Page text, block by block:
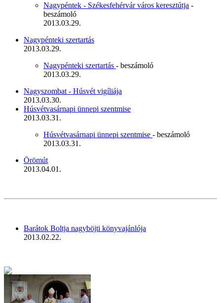
Nagypéntek - Székesfehérvár város keresztútja -
beszámoló
2013.03.29.
Nagypénteki szertartás
2013.03.29.
Nagypénteki szertartás - beszámoló
2013.03.29.
Nagyszombat - Húsvét vigíliája
2013.03.30.
Húsvétvasárnapi ünnepi szentmise
2013.03.31.
Húsvétvasárnapi ünnepi szentmise - beszámoló
2013.03.31.
Örömút
2013.04.01.
Barátok Boltja nagyböjti könyvajánlója
2013.02.22.